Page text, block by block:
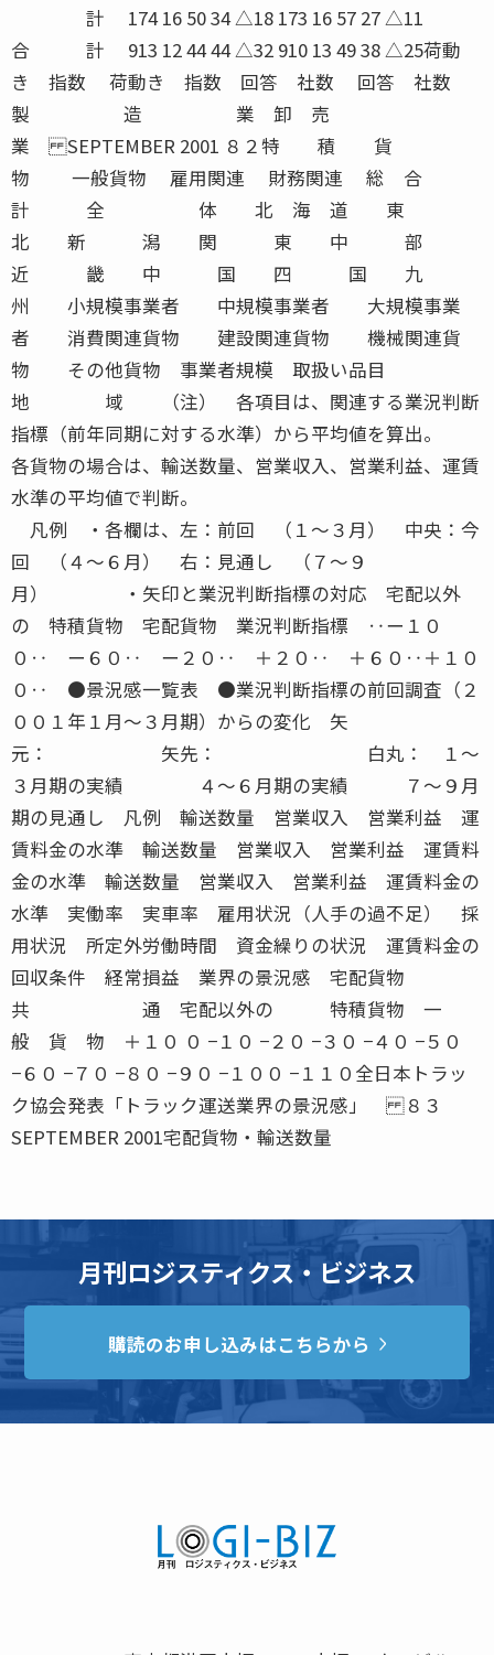
計 174 16 50 34 △18 173 16 57 27 △11
合 計 913 12 44 44 △32 910 13 49 38 △25荷動
き 指数 荷動き 指数 回答 社数 回答 社数
製 造 業 卸 売
業 SEPTEMBER 2001 ８２特 積 貨
物 一般貨物 雇用関連 財務関連 総 合
計 全 体 北 海 道 東
北 新 潟 関 東 中 部
近 畿 中 国 四 国 九
州 小規模事業者 中規模事業者 大規模事業
者 消費関連貨物 建設関連貨物 機械関連貨
物 その他貨物 事業者規模 取扱い品目
地 域 （注） 各項目は、関連する業況判断
指標（前年同期に対する水準）から平均値を算出。
各貨物の場合は、輸送数量、営業収入、営業利益、運賃
水準の平均値で判断。
凡例 ・各欄は、左：前回 （１〜３月） 中央：今
回 （４〜６月） 右：見通し （７〜９
月） ・矢印と業況判断指標の対応 宅配以外
の 特積貨物 宅配貨物 業況判断指標 ‥ー１０
０‥ ー６０‥ ー２０‥ ＋２０‥ ＋６０‥＋１０
０‥ ●景況感一覧表 ●業況判断指標の前回調査（２
００１年１月〜３月期）からの変化 矢
元： 矢先： 白丸： １〜
３月期の実績 ４〜６月期の実績 ７〜９月
期の見通し 凡例 輸送数量 営業収入 営業利益 運
賃料金の水準 輸送数量 営業収入 営業利益 運賃料
金の水準 輸送数量 営業収入 営業利益 運賃料金の
水準 実働率 実車率 雇用状況（人手の過不足） 採
用状況 所定外労働時間 資金繰りの状況 運賃料金の
回収条件 経常損益 業界の景況感 宅配貨物
共 通 宅配以外の 特積貨物 一
般 貨 物 ＋１０ ０ −１０ −２０ −３０ −４０ −５０
−６０ −７０ −８０ −９０ −１００ −１１０全日本トラッ
ク協会発表「トラック運送業界の景況感」 ８３
SEPTEMBER 2001宅配貨物・輸送数量
月刊ロジスティクス・ビジネス
購読のお申し込みはこちらから